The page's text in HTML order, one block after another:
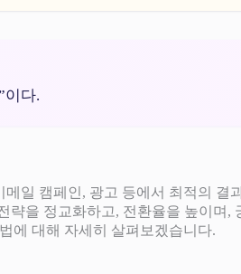
이다.
일 캠페인, 광고 등에서 최적의
을 정교화하고, 전환율을 높이
에 대해 자세히 살펴보겠습니다.